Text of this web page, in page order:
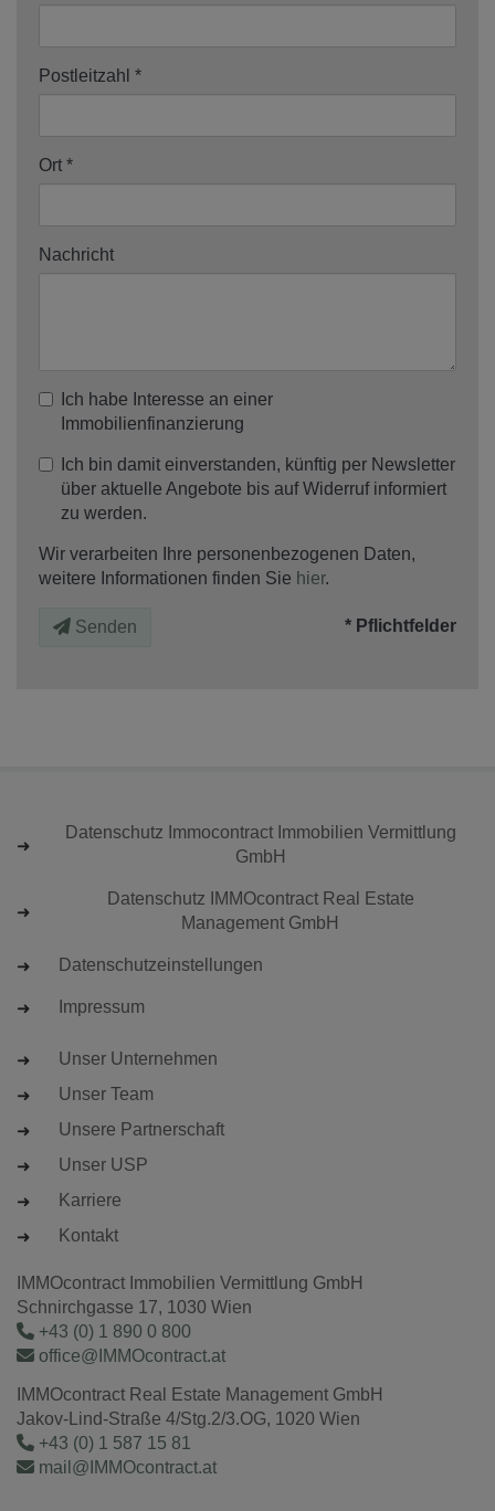
Postleitzahl
Ort
Nachricht
Ich habe Interesse an einer
Immobilienfinanzierung
Ich bin damit einverstanden, künftig per Newsletter
über aktuelle Angebote bis auf Widerruf informiert
zu werden.
Wir verarbeiten Ihre personenbezogenen Daten,
weitere Informationen finden Sie hier.
Senden * Pflichtfelder
Datenschutz Immocontract Immobilien Vermittlung
GmbH
Datenschutz IMMOcontract Real Estate
Management GmbH
Datenschutzeinstellungen
Impressum
Unser Unternehmen
Unser Team
Unsere Partnerschaft
Unser USP
Karriere
Kontakt
IMMOcontract Immobilien Vermittlung GmbH
Schnirchgasse 17, 1030 Wien
+43 (0) 1 890 0 800
office@IMMOcontract.at
IMMOcontract Real Estate Management GmbH
Jakov-Lind-Straße 4/Stg.2/3.OG, 1020 Wien
+43 (0) 1 587 15 81
mail@IMMOcontract.at